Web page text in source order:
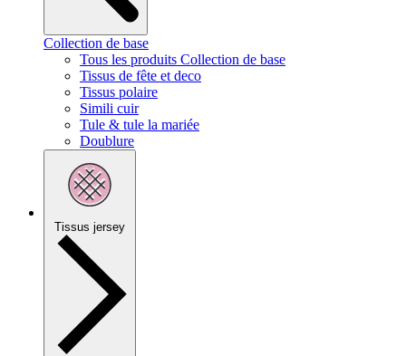
Collection de base
Tous les produits Collection de base
Tissus de fête et deco
Tissus polaire
Simili cuir
Tule & tule la mariée
Doublure
Tissus jersey